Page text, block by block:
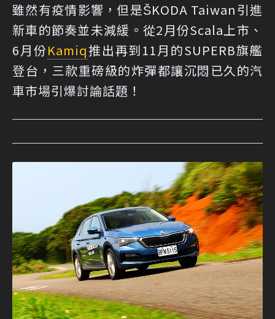
雖然有疫情影響，但是ŠKODA Taiwan引進
新車的節奏並未減緩。從2月份Scala上市、
6月份Kamiq推出再到11月的SUPERB旗艦
登台，三款重磅級的炸彈都讓沉悶已久的汽
車市場引爆討論話題！